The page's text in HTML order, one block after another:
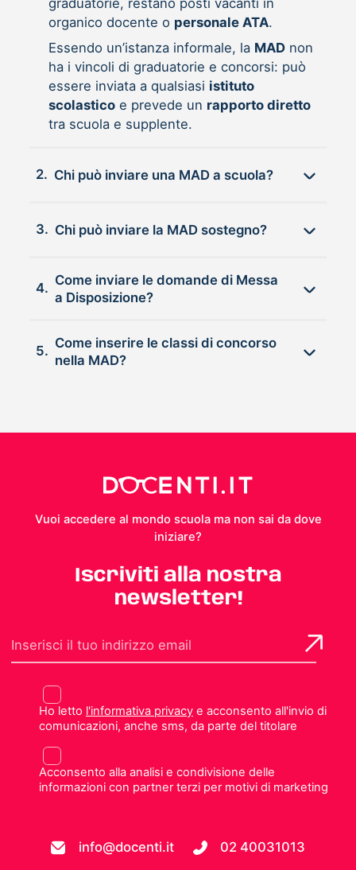
organico docente o personale ATA.
Essendo un’istanza informale, la MADnon
ha i vincoli di graduatorie e concorsi: può
essere inviata a qualsiasi istituto
scolasticoe prevede un rapporto diretto
tra scuola e supplente.
2. Chi può inviare una MAD a scuola?
3. Chi può inviare la MAD sostegno?
4.
Come inviare le domande di Messa
a Disposizione?
5.
Come inserire le classi di concorso
nella MAD?
Vuoi accedere al mondo scuola ma non sai da dove
iniziare?
Iscriviti alla nostra
newsletter!
Ho letto l'informativa privacye acconsento all'invio di
comunicazioni, anche sms, da parte del titolare
Acconsento alla analisi e condivisione delle
informazioni con partner terzi per motivi di marketing
info@docenti.it 02 40031013